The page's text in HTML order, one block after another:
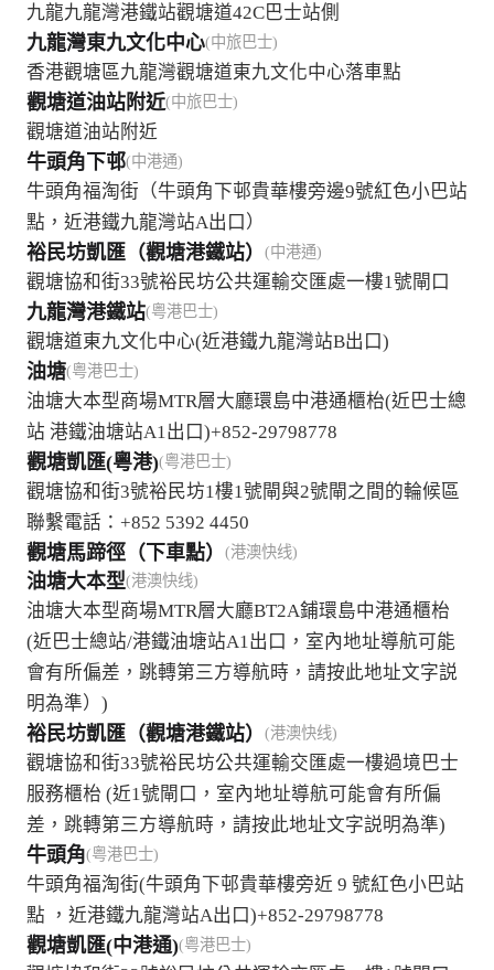
九龍九龍灣港鐵站觀塘道42C巴士站側
九龍灣東九文化中心(中旅巴士)
香港觀塘區九龍灣觀塘道東九文化中心落車點
觀塘道油站附近(中旅巴士)
觀塘道油站附近
牛頭角下邨(中港通)
牛頭角福淘街（牛頭角下邨貴華樓旁邊9號紅色小巴站
點，近港鐵九龍灣站A出口）
裕民坊凱匯（觀塘港鐵站） (中港通)
觀塘協和街33號裕民坊公共運輸交匯處一樓1號閘口
九龍灣港鐵站(粤港巴士)
觀塘道東九文化中心(近港鐵九龍灣站B出口)
油塘(粤港巴士)
油塘大本型商場MTR層大廳環島中港通櫃枱(近巴士總
站 港鐵油塘站A1出口)+852-29798778
觀塘凱匯(粵港)(粤港巴士)
觀塘協和街3號裕民坊1樓1號閘與2號閘之間的輪候區
聯繫電話：+852 5392 4450
觀塘馬蹄徑（下車點） (港澳快线)
油塘大本型(港澳快线)
油塘大本型商場MTR層大廳BT2A鋪環島中港通櫃枱
(近巴士總站/港鐵油塘站A1出口，室內地址導航可能
會有所偏差，跳轉第三方導航時，請按此地址文字説
明為準）)
裕民坊凱匯（觀塘港鐵站） (港澳快线)
觀塘協和街33號裕民坊公共運輸交匯處一樓過境巴士
服務櫃枱 (近1號閘口，室內地址導航可能會有所偏
差，跳轉第三方導航時，請按此地址文字説明為準)
牛頭角(粤港巴士)
牛頭角福淘街(牛頭角下邨貴華樓旁近 9 號紅色小巴站
點 ，近港鐵九龍灣站A出口)+852-29798778
觀塘凱匯(中港通)(粤港巴士)